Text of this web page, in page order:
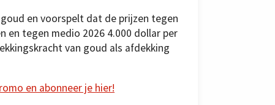
en voorspelt dat de prijzen tegen
en tegen medio 2026 4.000 dollar per
van goud als afdekking
en abonneer je hier!